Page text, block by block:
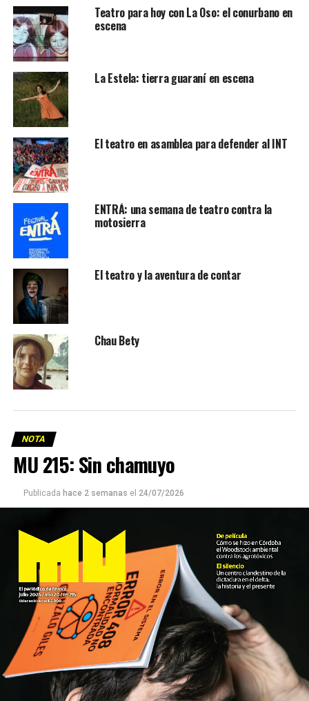
Teatro para hoy con La Oso: el conurbano en
escena
La Estela: tierra guaraní en escena
El teatro en asamblea para defender al INT
ENTRÁ: una semana de teatro contra la
motosierra
El teatro y la aventura de contar
Chau Bety
NOTA
MU 215: Sin chamuyo
Publicada hace 2 semanas el 24/07/2026